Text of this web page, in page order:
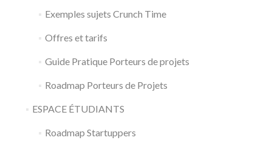
Exemples sujets Crunch Time
Offres et tarifs
Guide Pratique Porteurs de projets
Roadmap Porteurs de Projets
ESPACE ÉTUDIANTS
Roadmap Startuppers